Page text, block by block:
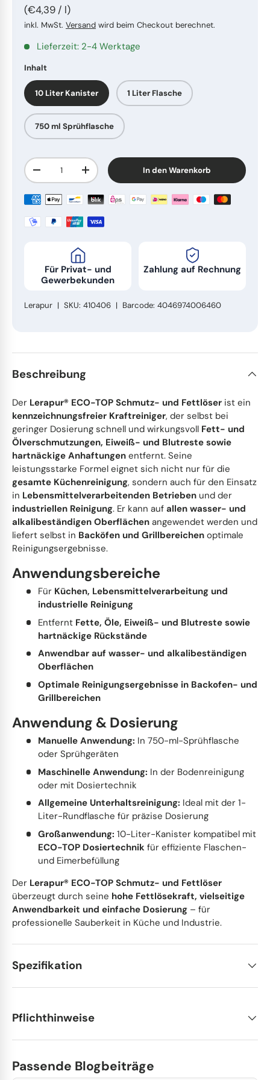
Wischergummis
Wischpflegen
Steinreiniger
Dufterfrischer
Sonstiges
Schimmel Entferner
Wasserschieber
Handfeger
Sonstiges
Wasserschläuche
Pinsel, Spachtel und Schaber
Küchenbedarf
Fingerfood
To-Go Verpackungen
Tragetaschen
Grundpreis
€4,39 / l
inkl. MwSt. Versand wird beim Checkout berechnet.
Lieferzeit: 2-4 Werktage
Inhalt
10 Liter Kanister 1 Liter Flasche
750 ml Sprühflasche
Anzahl
Menge verringernMenge erhöhenIn den Warenkorb
Für Privat- und
Gewerbekunden
Zahlung auf Rechnung
Lerapur | SKU: 410406 | Barcode: 4046974006460
Beschreibung
Der Lerapur® ECO-TOP Schmutz- und Fettlöser ist ein
kennzeichnungsfreier Kraftreiniger, der selbst bei
geringer Dosierung schnell und wirkungsvoll Fett- und
Ölverschmutzungen, Eiweiß- und Blutreste sowie
hartnäckige Anhaftungen entfernt. Seine
leistungsstarke Formel eignet sich nicht nur für die
gesamte Küchenreinigung, sondern auch für den Einsatz
in Lebensmittelverarbeitenden Betrieben und der
industriellen Reinigung. Er kann auf allen wasser- und
alkalibeständigen Oberflächen angewendet werden und
liefert selbst in Backöfen und Grillbereichen optimale
Reinigungsergebnisse.
Anwendungsbereiche
Für Küchen, Lebensmittelverarbeitung und
industrielle Reinigung
Entfernt Fette, Öle, Eiweiß- und Blutreste sowie
hartnäckige Rückstände
Anwendbar auf wasser- und alkalibeständigen
Oberflächen
Optimale Reinigungsergebnisse in Backofen- und
Grillbereichen
Anwendung & Dosierung
Manuelle Anwendung: In 750-ml-Sprühflasche
oder Sprühgeräten
Maschinelle Anwendung: In der Bodenreinigung
oder mit Dosiertechnik
Allgemeine Unterhaltsreinigung: Ideal mit der 1-
Liter-Rundflasche für präzise Dosierung
Großanwendung: 10-Liter-Kanister kompatibel mit
ECO-TOP Dosiertechnikfür effiziente Flaschen-
und Eimerbefüllung
Der Lerapur® ECO-TOP Schmutz- und Fettlöser
überzeugt durch seine hohe Fettlösekraft, vielseitige
Anwendbarkeit und einfache Dosierung – für
professionelle Sauberkeit in Küche und Industrie.
Spezifikation
Pflichthinweise
Passende Blogbeiträge